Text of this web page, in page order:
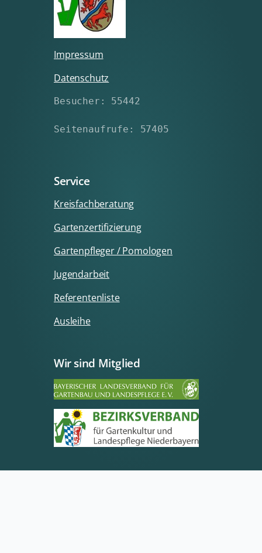
Impressum
Datenschutz
Besucher: 55442
Seitenaufrufe: 57405
Service
Kreisfachberatung
Gartenzertifizierung
Gartenpfleger / Pomologen
Jugendarbeit
Referentenliste
Ausleihe
Wir sind Mitglied